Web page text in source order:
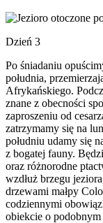
Dzień 3
Po śniadaniu
południa,
Afrykańskiego.
znane z obecności
zaproszeniu od
zatrzymamy się na
południu udamy się
z bogatej fauny.
oraz różnorodne
wzdłuż brzegu
drzewami małpy
codziennymi
obiekcie o podobnym